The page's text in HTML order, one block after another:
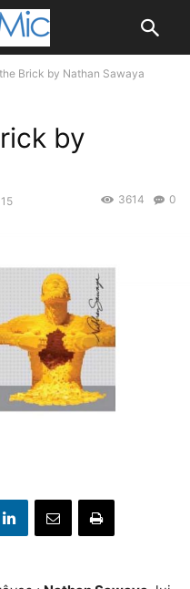
Brick by Nathan Sawaya
by
0
3614